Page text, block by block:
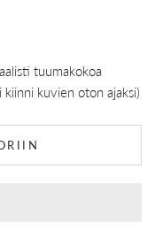
tuumakokoa
kuvien oton ajaksi)